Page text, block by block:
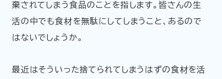
アサヒグループ公式チャンネル
棄されてしまう食品のことを指します。皆さんの生
活の中でも食材を無駄にしてしまうこと、あるので
はないでしょうか。
最近はそういった捨てられてしまうはずの食材を活